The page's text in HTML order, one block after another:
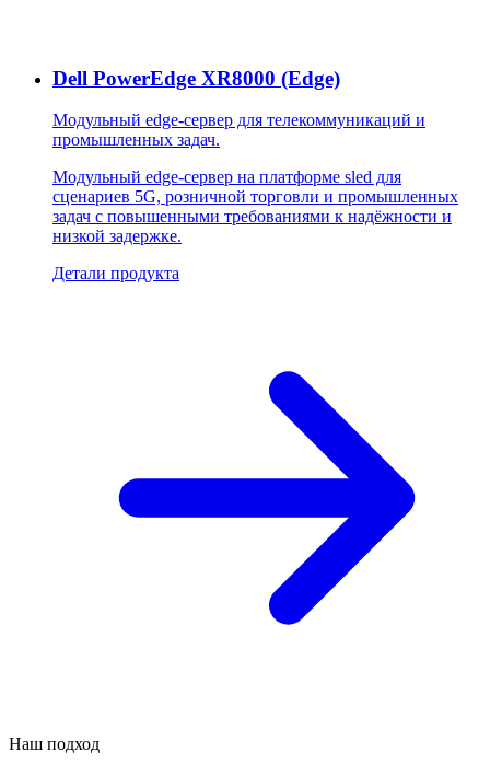
Dell PowerEdge XR8000 (Edge)
Модульный edge-сервер для телекоммуникаций и
промышленных задач.
Модульный edge-сервер на платформе sled для
сценариев 5G, розничной торговли и промышленных
задач с повышенными требованиями к надёжности и
низкой задержке.
Детали продукта
Наш подход